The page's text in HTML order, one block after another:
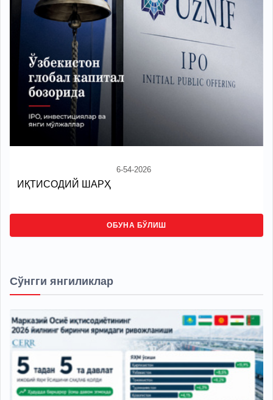
6-54-2026
ИҚТИСОДИЙ ШАРҲ
ОБУНА БЎЛИШ
Сўнгги янгиликлар